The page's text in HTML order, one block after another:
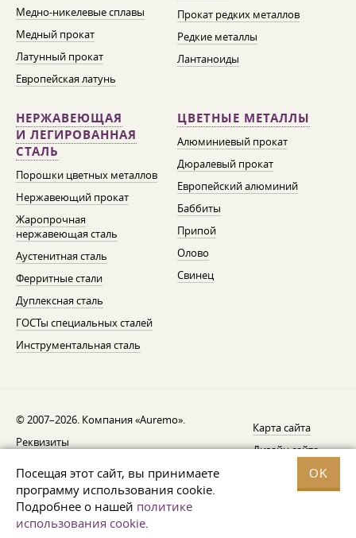
Посещая этот сайт, вы принимаете
программу использования cookie.
Подробнее о нашей политике
использования cookie.
OK
Медно-никелевые сплавы
Медный прокат
Латунный прокат
Европейская латунь
Прокат редких металлов
Редкие металлы
Лантаноиды
НЕРЖАВЕЮЩАЯ
И ЛЕГИРОВАННАЯ
СТАЛЬ
Порошки цветных металлов
Нержавеющий прокат
Жаропрочная
нержавеющая сталь
Аустенитная сталь
Ферритные стали
Дуплексная сталь
ГОСТы специальных сталей
Инструментальная сталь
ЦВЕТНЫЕ МЕТАЛЛЫ
Алюминиевый прокат
Дюралевый прокат
Европейский алюминий
Баббиты
Припой
Олово
Свинец
© 2007–2026. Компания «Auremo».
Реквизиты
Уведомление об отзыве
Защита данных
Карта сайта
Дизайн сайта —